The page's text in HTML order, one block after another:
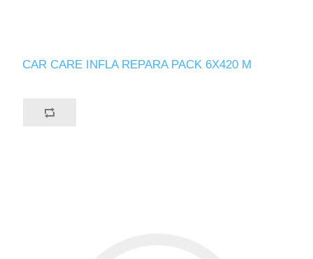
CAR CARE INFLA REPARA PACK 6X420 M